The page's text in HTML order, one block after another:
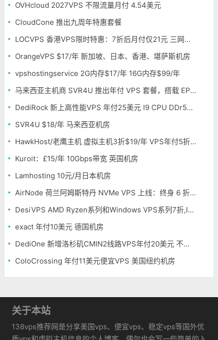
OVHcloud 2027VPS 不限流量月付 4.54美元
CloudCone 推出九周年特惠套餐
LOCVPS 香港VPS限时特惠：7折后月付仅21元 三网优化BGP线路 可选原生IP
OrangeVPS $17/年 新加坡、日本、香港、堪萨斯机房
vpshostingservice 2G内存$17/年 16G内存$99/年
马来西亚主机商 SVR4U 推出年付 VPS 套餐，搭载 EPYC/至强铂金，支持支付宝
DediRock 新上高性能VPS 年付25美元 I9 CPU DDr5内存 纽约机房
SVR4U $18/年 马来西亚机房
HawkHost/老鹰主机 虚拟主机3折$19/年 VPS年付5折$25/年
Kuroit：£15/年 10Gbps带宽 英国机房
Lamhosting 10元/月日本机房
AirNode 荷兰阿姆斯特丹 NVMe VPS 上线：终身 6 折，€1.99/月起，2.5Tbit/s DDoS 防护
DesiVPS AMD Ryzen系列和Windows VPS系列7折,Intel系列年付11.6美元
exact 年付10美元 德国机房
DediOne 新增洛杉矶CMIN2线路VPS年付20美元 不限流量
ColoCrossing 年付11美元便宜VPS 美国纽约机房
关于本站
138vps推荐网是分享美国vps、便宜vps、稳定vps等国外优